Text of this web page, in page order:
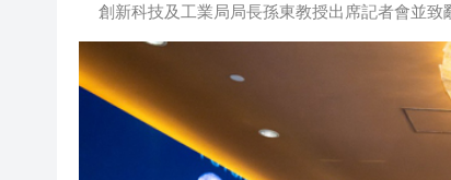
創新科技及工業局局長孫東教授出席記者會並致